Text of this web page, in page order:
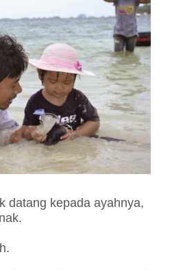
datang kepada ayahnya,